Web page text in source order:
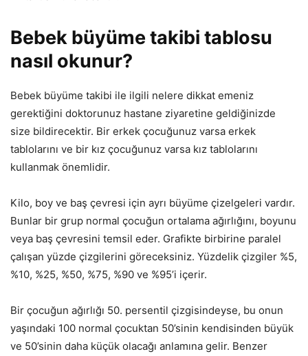
Bebek büyüme takibi tablosu
nasıl okunur?
Bebek büyüme takibi ile ilgili nelere dikkat emeniz
gerektiğini doktorunuz hastane ziyaretine geldiğinizde
size bildirecektir. Bir erkek çocuğunuz varsa erkek
tablolarını ve bir kız çocuğunuz varsa kız tablolarını
kullanmak önemlidir.
Kilo, boy ve baş çevresi için ayrı büyüme çizelgeleri vardır.
Bunlar bir grup normal çocuğun ortalama ağırlığını, boyunu
veya baş çevresini temsil eder. Grafikte birbirine paralel
çalışan yüzde çizgilerini göreceksiniz. Yüzdelik çizgiler %5,
%10, %25, %50, %75, %90 ve %95’i içerir.
Bir çocuğun ağırlığı 50. persentil çizgisindeyse, bu onun
yaşındaki 100 normal çocuktan 50’sinin kendisinden büyük
ve 50’sinin daha küçük olacağı anlamına gelir. Benzer